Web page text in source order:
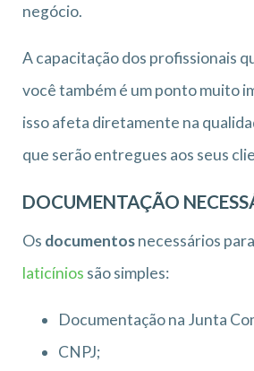
negócio.
A capacitação dos profissionais
você também é um ponto muito
isso afeta diretamente na
que serão entregues aos seus
DOCUMENTAÇÃO
Os documentosnecessários para
laticínios são simples:
Documentação na Junta
CNPJ;